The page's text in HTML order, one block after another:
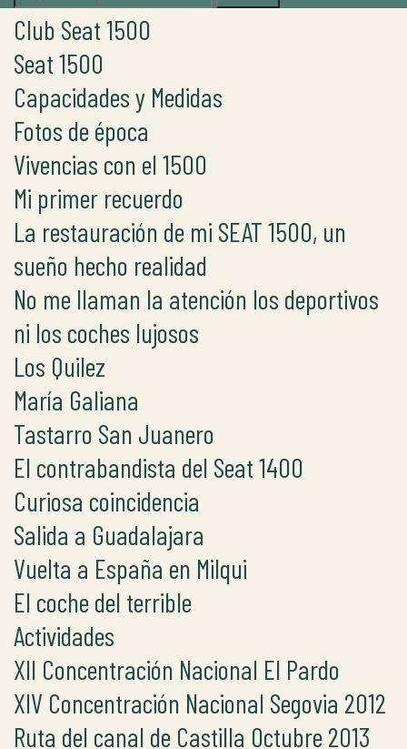
for:
Club Seat 1500
Seat 1500
Capacidades y Medidas
Fotos de época
Vivencias con el 1500
Mi primer recuerdo
La restauración de mi SEAT 1500, un
sueño hecho realidad
No me llaman la atención los deportivos
ni los coches lujosos
Los Quilez
María Galiana
Tastarro San Juanero
El contrabandista del Seat 1400
Curiosa coincidencia
Salida a Guadalajara
Vuelta a España en Milqui
El coche del terrible
Actividades
XII Concentración Nacional El Pardo
XIV Concentración Nacional Segovia 2012
Ruta del canal de Castilla Octubre 2013